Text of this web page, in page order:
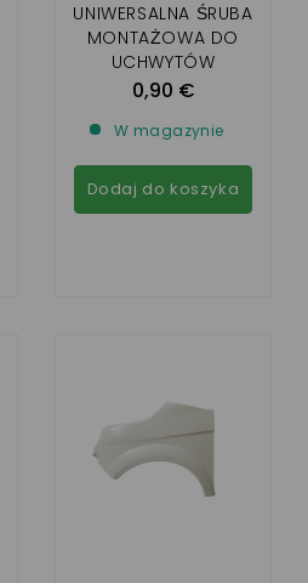
UNIWERSALNA ŚRUBA
MONTAŻOWA DO
UCHWYTÓW
SHOCKPROOF
ODDZIELNIE)
0,90 €
W magazynie
Dodaj do koszyka